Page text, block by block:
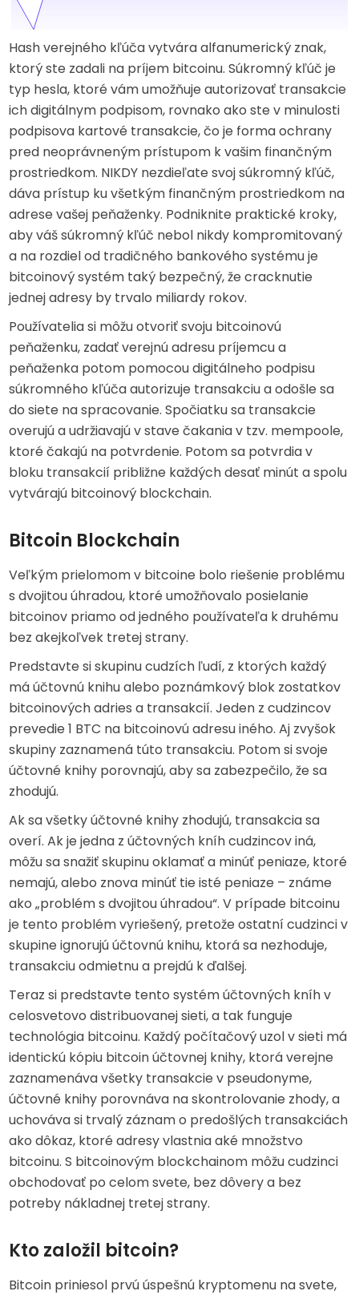
Hash verejného kľúča vytvára alfanumerický znak,
ktorý ste zadali na príjem bitcoinu. Súkromný kľúč je
typ hesla, ktoré vám umožňuje autorizovať transakcie
ich digitálnym podpisom, rovnako ako ste v minulosti
podpisova kartové transakcie, čo je forma ochrany
pred neoprávneným prístupom k vašim finančným
prostriedkom. NIKDY nezdieľate svoj súkromný kľúč,
dáva prístup ku všetkým finančným prostriedkom na
adrese vašej peňaženky. Podniknite praktické kroky,
aby váš súkromný kľúč nebol nikdy kompromitovaný
a na rozdiel od tradičného bankového systému je
bitcoinový systém taký bezpečný, že cracknutie
jednej adresy by trvalo miliardy rokov.
Používatelia si môžu otvoriť svoju bitcoinovú
peňaženku, zadať verejnú adresu príjemcu a
peňaženka potom pomocou digitálneho podpisu
súkromného kľúča autorizuje transakciu a odošle sa
do siete na spracovanie. Spočiatku sa transakcie
overujú a udržiavajú v stave čakania v tzv. mempoole,
ktoré čakajú na potvrdenie. Potom sa potvrdia v
bloku transakcií približne každých desať minút a spolu
vytvárajú bitcoinový blockchain.
Bitcoin Blockchain
Veľkým prielomom v bitcoine bolo riešenie problému
s dvojitou úhradou, ktoré umožňovalo posielanie
bitcoinov priamo od jedného používateľa k druhému
bez akejkoľvek tretej strany.
Predstavte si skupinu cudzích ľudí, z ktorých každý
má účtovnú knihu alebo poznámkový blok zostatkov
bitcoinových adries a transakcií. Jeden z cudzincov
prevedie 1 BTC na bitcoinovú adresu iného. Aj zvyšok
skupiny zaznamená túto transakciu. Potom si svoje
účtovné knihy porovnajú, aby sa zabezpečilo, že sa
zhodujú.
Ak sa všetky účtovné knihy zhodujú, transakcia sa
overí. Ak je jedna z účtovných kníh cudzincov iná,
môžu sa snažiť skupinu oklamať a minúť peniaze, ktoré
nemajú, alebo znova minúť tie isté peniaze – známe
ako „problém s dvojitou úhradou“. V prípade bitcoinu
je tento problém vyriešený, pretože ostatní cudzinci v
skupine ignorujú účtovnú knihu, ktorá sa nezhoduje,
transakciu odmietnu a prejdú k ďalšej.
Teraz si predstavte tento systém účtovných kníh v
celosvetovo distribuovanej sieti, a tak funguje
technológia bitcoinu. Každý počítačový uzol v sieti má
identickú kópiu bitcoin účtovnej knihy, ktorá verejne
zaznamenáva všetky transakcie v pseudonyme,
účtovné knihy porovnáva na skontrolovanie zhody, a
uchováva si trvalý záznam o predošlých transakciách
ako dôkaz, ktoré adresy vlastnia aké množstvo
bitcoinu. S bitcoinovým blockchainom môžu cudzinci
obchodovať po celom svete, bez dôvery a bez
potreby nákladnej tretej strany.
Kto založil bitcoin?
Bitcoin priniesol prvú úspešnú kryptomenu na svete,